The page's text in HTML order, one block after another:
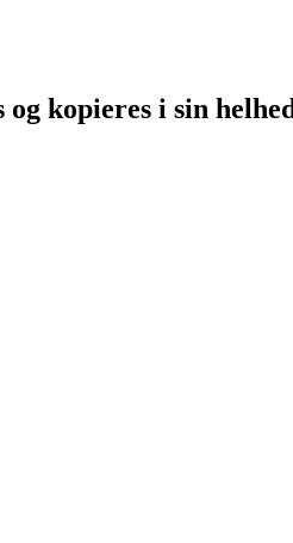
kopieres i sin